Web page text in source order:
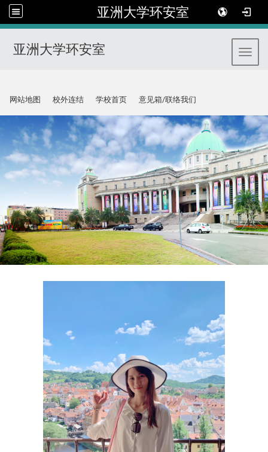
亚洲大学环安室
亚洲大学环安室
网站地图
校外连结 学校首页 意见箱/联络我们